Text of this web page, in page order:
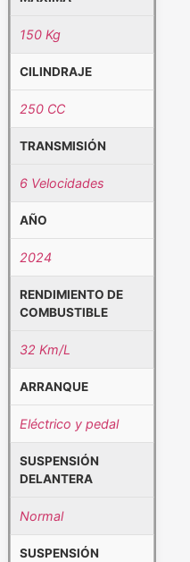
150 Kg
CILINDRAJE
250 CC
TRANSMISIÓN
6 Velocidades
AÑO
2024
RENDIMIENTO DE
COMBUSTIBLE
32 Km/L
ARRANQUE
Eléctrico y pedal
SUSPENSIÓN
DELANTERA
Normal
SUSPENSIÓN